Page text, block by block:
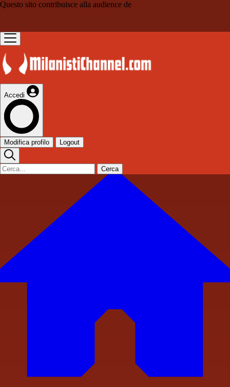
Questo sito contribuisce alla audience de
Accedi
Modifica profilo Logout
Cerca